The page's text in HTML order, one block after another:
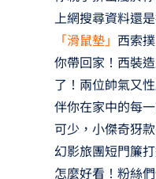
上網搜尋資料還
「滑鼠墊」 西索
你帶回家！西裝
了！兩位帥氣又
伴你在家中的每
可少，小傑奇犽
幻影旅團短門簾
怎麼好看！粉絲